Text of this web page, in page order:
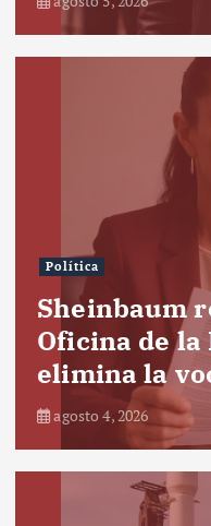
Política
Sheinbaum
Oficina de
elimina la
agosto 4, 2026